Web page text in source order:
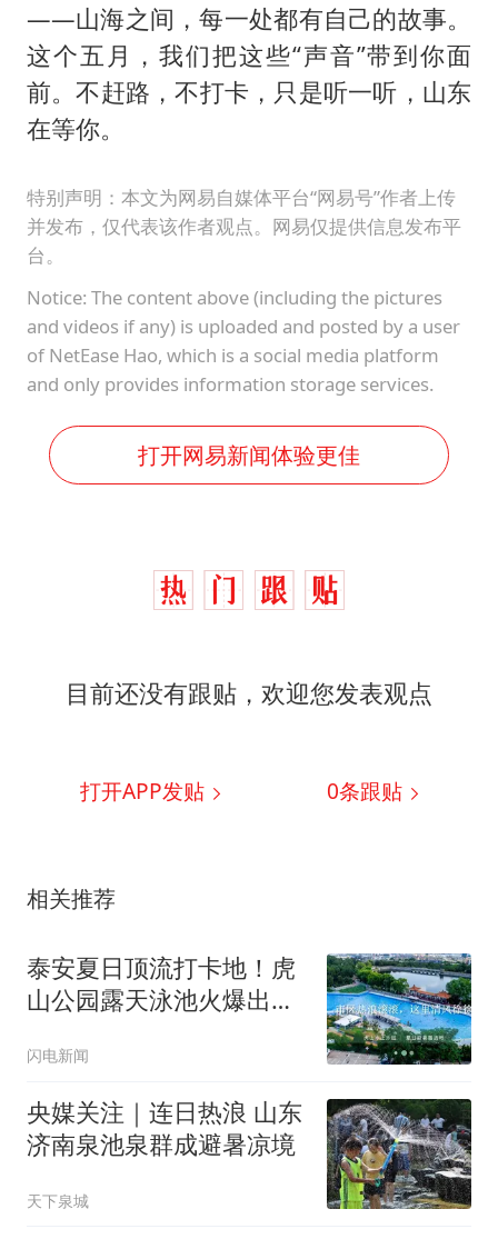
——山海之间，每一处都有自己的故事。
这个五月，我们把这些“声音”带到你面
前。不赶路，不打卡，只是听一听，山东
在等你。
特别声明：本文为网易自媒体平台“网易号”作者上传
并发布，仅代表该作者观点。网易仅提供信息发布平
台。
Notice: The content above (including the pictures
and videos if any) is uploaded and posted by a user
of NetEase Hao, which is a social media platform
and only provides information storage services.
打开网易新闻体验更佳
目前还没有跟贴，欢迎您发表观点
打开APP发贴 0条跟贴
相关推荐
泰安夏日顶流打卡地！虎
山公园露天泳池火爆出圈
夫”
闪电新闻
央媒关注｜连日热浪 山东
济南泉池泉群成避暑凉境
天下泉城